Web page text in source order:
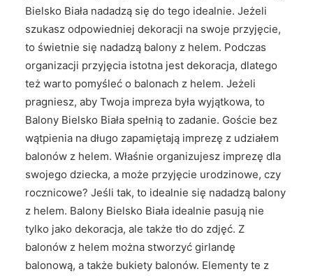
Bielsko Biała nadadzą się do tego idealnie. Jeżeli
szukasz odpowiedniej dekoracji na swoje przyjęcie,
to świetnie się nadadzą balony z helem. Podczas
organizacji przyjęcia istotna jest dekoracja, dlatego
też warto pomyśleć o balonach z helem. Jeżeli
pragniesz, aby Twoja impreza była wyjątkowa, to
Balony Bielsko Biała spełnią to zadanie. Goście bez
wątpienia na długo zapamiętają imprezę z udziałem
balonów z helem. Właśnie organizujesz imprezę dla
swojego dziecka, a może przyjęcie urodzinowe, czy
rocznicowe? Jeśli tak, to idealnie się nadadzą balony
z helem. Balony Bielsko Biała idealnie pasują nie
tylko jako dekoracja, ale także tło do zdjęć. Z
balonów z helem można stworzyć girlandę
balonową, a także bukiety balonów. Elementy te z